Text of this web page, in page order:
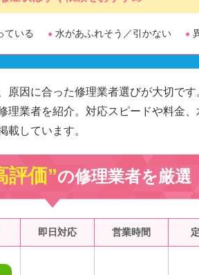
ている 水があふれそう／引かない
原因に合った修理業者選びが大切で
理業者を紹介。対応スピードや料金
載しています。
評価”の修理業者を厳選
即日対応 営業時間